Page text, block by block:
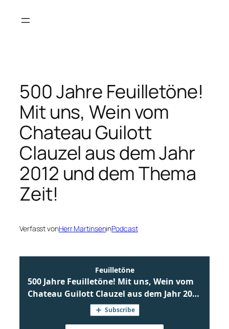
Inhalt
500 Jahre Feuilletöne!
Mit uns, Wein vom
Chateau Guilott
Clauzel aus dem Jahr
2012 und dem Thema
Zeit!
Verfasst vonHerr MartinseninPodcast